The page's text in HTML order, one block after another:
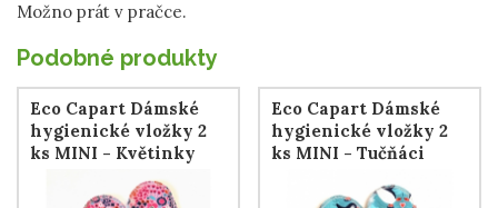
Možno prát v pračce.
Podobné produkty
Eco Capart Dámské
hygienické vložky 2
ks MINI - Květinky
Eco Capart Dámské
hygienické vložky 2
ks MINI - Tučňáci